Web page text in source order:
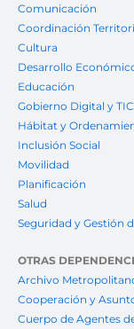
Comunicación
Coordinación
Cultura
Desarrollo
Educación
Gobierno Digital y TIC
Hábitat y
Inclusión Social
Movilidad
Planificación
Salud
Seguridad y Gestión
OTRAS
Archivo
Cooperación y
Cuerpo de Agentes